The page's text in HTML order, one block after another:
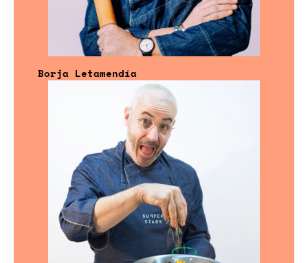
Borja Letamendía